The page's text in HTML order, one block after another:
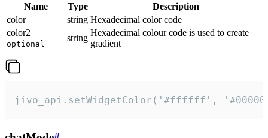
Name Type
Description
color
string Hexadecimal color code
color2
optional
string
Hexadecimal colour code is used to create
gradient
jivo_api.setWidgetColor('#ffffff',